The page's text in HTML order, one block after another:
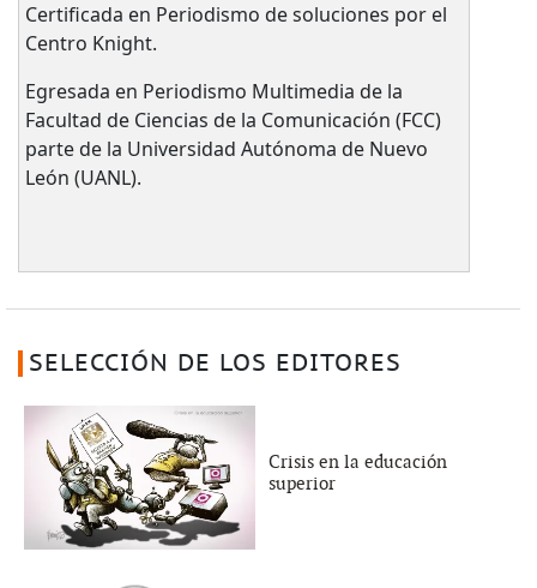
Certificada en Periodismo de soluciones por el
Centro Knight.
Egresada en Periodismo Multimedia de la
Facultad de Ciencias de la Comunicación (FCC)
parte de la Universidad Autónoma de Nuevo
León (UANL).
SELECCIÓN DE LOS EDITORES
Crisis en la educación
superior